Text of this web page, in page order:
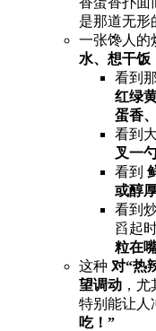
是那道无形
一张馋人的
水、想干饭
看到那 ​
红绿
蛋香
看到
叉一
看到 ​
或醇
看到
舀起
粒在
这种 ​ 对“热
望调动 ，
特别能让人
吃！”​